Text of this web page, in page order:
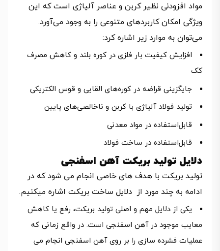
مواد افزودنی نظیر کربن و عناصر آلیاژی است که این
ویژگی امکان کاربردهای متنوعی را به وجود می‌آورد.
می‌توان به موارد زیر اشاره کرد:
افزایش کیفیت بار فلزی در کوره بلند و کاهش مصرف
کک
جایگزینی قراضه در کوره‌های القایی و قوس الکتریکی
تولید فولاد آلیاژی با کربن و ناخالصی‌های پایین
قابل‌استفاده در مواد معدنی
قابل‌استفاده در ساخت فولاد
دلایل تولید بریکت آهن اسفنجی
تولید بریکت با هدف های خاصی انجام می شود که در
ادامه به چند مورد از دلایل ساخت بریکت اشاره میکنیم.
یکی از دلایل مهم و اصلی تولید بریکت، رفع یا کاهش
معایب موجود در آهن اسفنجی است. در واقع زمانی که
عملیات فشرده سازی را بر روی آهن اسفنجی انجام می